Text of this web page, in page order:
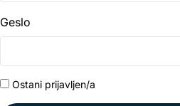
Geslo
Ostani prijavljen/a